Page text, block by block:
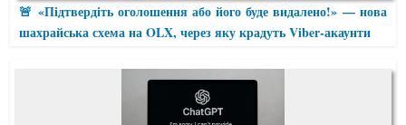
🚨 «Підтвердіть оголошення або його буде видалено!» — нова
шахрайська схема на OLX, через яку крадуть Viber-акаунти